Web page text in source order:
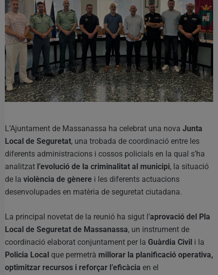
L’Ajuntament de Massanassa ha celebrat una nova Junta
Local de Seguretat, una trobada de coordinació entre les
diferents administracions i cossos policials en la qual s’ha
analitzat l’evolució de la criminalitat al municipi, la situació
de la violència de gènere i les diferents actuacions
desenvolupades en matèria de seguretat ciutadana.
La principal novetat de la reunió ha sigut l’aprovació del Pla
Local de Seguretat de Massanassa, un instrument de
coordinació elaborat conjuntament per la Guàrdia Civil i la
Policia Local que permetrà millorar la planificació operativa,
optimitzar recursos i reforçar l’eficàcia en el